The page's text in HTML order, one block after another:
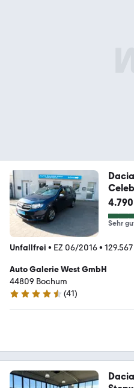
Sehr
Unfallfrei • EZ 06/2016•
Auto Galerie West GmbH
44809 Bochum
4.6 Sterne
(41)